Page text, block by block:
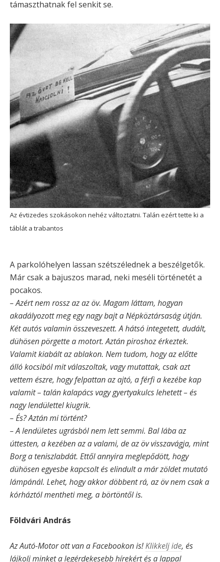
támaszthatnak fel senkit se.
Az évtizedes szokásokon nehéz változtatni. Talán ezért tette ki a
táblát a trabantos
A parkolóhelyen lassan szétszélednek a beszélgetők.
Már csak a bajuszos marad, neki meséli történetét a
pocakos.
– Azért nem rossz az az öv. Magam láttam, hogyan
akadályozott meg egy nagy bajt a Népköztársaság útján.
Két autós valamin összeveszett. A hátsó integetett, dudált,
dühösen pörgette a motort. Aztán piroshoz érkeztek.
Valamit kiabált az ablakon. Nem tudom, hogy az előtte
álló kocsiból mit válaszoltak, vagy mutattak, csak azt
vettem észre, hogy felpattan az ajtó, a férfi a kezébe kap
valamit – talán kalapács vagy gyertyakulcs lehetett – és
nagy lendülettel kiugrik.
– És? Aztán mi történt?
– A lendületes ugrásból nem lett semmi. Bal lába az
úttesten, a kezében az a valami, de az öv visszavágja, mint
Borg a teniszlabdát. Ettől annyira meglepődött, hogy
dühösen egyesbe kapcsolt és elindult a már zöldet mutató
lámpánál. Lehet, hogy akkor döbbent rá, az öv nem csak a
kórháztól mentheti meg, a börtöntől is.
Földvári András
Az Autó-Motor ott van a Facebookon is!Klikkelj ide, és
lájkolj minket a legérdekesebb hírekért és a lappal